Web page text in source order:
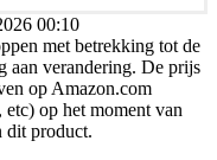
00:10
met betrekking tot de
aan verandering. De prijs
op Amazon.com
op het moment van
dit product.